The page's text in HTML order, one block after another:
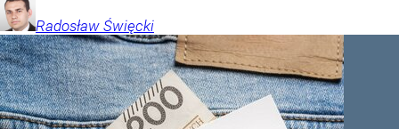
Radosław Święcki